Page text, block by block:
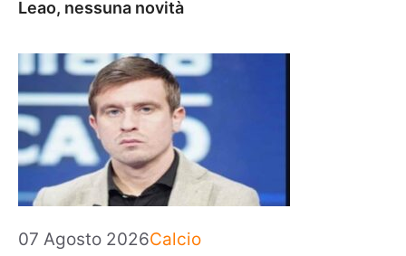
Leao, nessuna novità
07 Agosto 2026Categorie
Calcio